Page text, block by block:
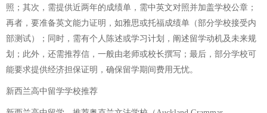
照；其次，需提供近两年的成绩单，需中英文对照并加盖学校公章；
再者，要准备英文能力证明，如雅思或托福成绩单（部分学校接受内
部测试）；同时，需有个人陈述或学习计划，阐述留学动机及未来规
划；此外，还需推荐信，一般由老师或校长撰写；最后，部分学校可
能要求提供经济担保证明，确保留学期间费用无忧。
新西兰高中留学学校推荐